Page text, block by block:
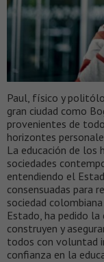
Paul, físico y
gran ciudad como
provenientes de
horizontes
La educación de los
sociedades
entendiendo el
consensuadas para
sociedad
Estado, ha pedido
construyen y
todos con voluntad
confianza en la